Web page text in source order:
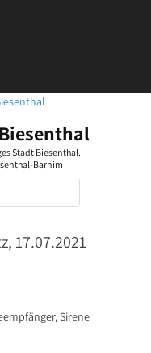
Stadt Biesenthal.
Barnim
17.07.2021
Sirene